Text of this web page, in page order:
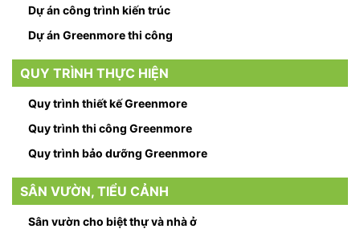
Dự án công trình kiến trúc
Dự án Greenmore thi công
QUY TRÌNH THỰC HIỆN
Quy trình thiết kế Greenmore
Quy trình thi công Greenmore
Quy trình bảo dưỡng Greenmore
SÂN VƯỜN, TIỂU CẢNH
Sân vườn cho biệt thự và nhà ở